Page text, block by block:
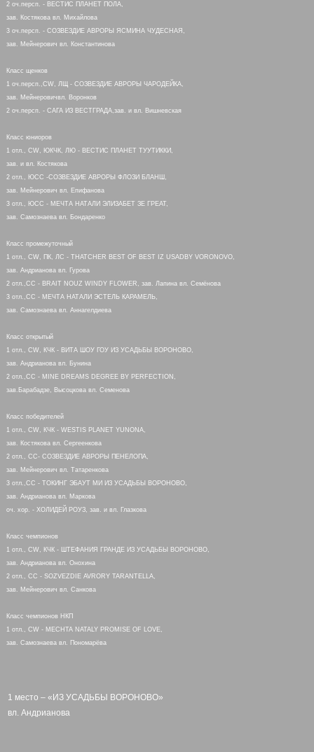
1 место – «ИЗ УСАДЬБЫ ВОРОНОВО»
вл. Андрианова
2 оч.персп. - ВЕСТИС ПЛАНЕТ ПОЛА,
зав. Костякова вл. Михайлова
3 оч.персп. - СОЗВЕЗДИЕ АВРОРЫ ЯСМИНА ЧУДЕСНАЯ,
зав. Мейнерович вл. Константинова
Класс щенков
1 оч.персп.,CW, ЛЩ - СОЗВЕЗДИЕ АВРОРЫ ЧАРОДЕЙКА,
зав. Мейнеровичвл. Воронков
2 оч.персп. - САГА ИЗ ВЕСТГРАДА,зав. и вл. Вишневская
Класс юниоров
1 отл., CW, ЮКЧК, ЛЮ - ВЕСТИС ПЛАНЕТ ТУУТИККИ,
зав. и вл. Костякова
2 отл., ЮСС -СОЗВЕЗДИЕ АВРОРЫ ФЛОЗИ БЛАНШ,
зав. Мейнерович вл. Епифанова
3 отл., ЮСС - МЕЧТА НАТАЛИ ЭЛИЗАБЕТ ЗЕ ГРЕАТ,
зав. Самознаева вл. Бондаренко
Класс промежуточный
1 отл., CW, ПК, ЛС - THATCHER BEST OF BEST IZ USADBY VORONOVO,
зав. Андрианова вл. Гурова
2 отл.,СС - BRAIT NOUZ WINDY FLOWER, зав. Лапина вл. Семёнова
3 отл.,СС - МЕЧТА НАТАЛИ ЭСТЕЛЬ КАРАМЕЛЬ,
зав. Самознаева вл. Аннагелдиева
Класс открытый
1 отл., CW, КЧК - ВИТА ШОУ ГОУ ИЗ УСАДЬБЫ ВОРОНОВО,
зав. Андрианова вл. Бунина
2 отл.,СС - MINE DREAMS DEGREE BY PERFECTION,
зав.Барабадзе, Высоцкова вл. Семенова
Класс победителей
1 отл., CW, КЧК - WESTIS PLANET YUNONA,
зав. Костякова вл. Сергеенкова
2 отл., СС- СОЗВЕЗДИЕ АВРОРЫ ПЕНЕЛОПА,
зав. Мейнерович вл. Татаренкова
3 отл.,СС - ТОКИНГ ЭБАУТ МИ ИЗ УСАДЬБЫ ВОРОНОВО,
зав. Андрианова вл. Маркова
оч. хор. - ХОЛИДЕЙ РОУЗ, зав. и вл. Глазкова
Класс чемпионов
1 отл., CW, КЧК - ШТЕФАНИЯ ГРАНДЕ ИЗ УСАДЬБЫ ВОРОНОВО,
зав. Андрианова вл. Онохина
2 отл., СС - SOZVEZDIE AVRORY TARANTELLA,
зав. Мейнерович вл. Санкова
Класс чемпионов НКП
1 отл., CW - MECHTA NATALY PROMISE OF LOVE,
зав. Самознаева вл. Пономарёва